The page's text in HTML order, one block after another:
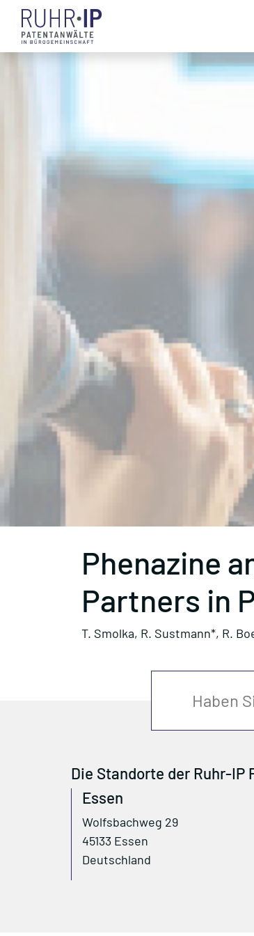
Phenazine
Partners in
T. Smolka, R. Sustmann*, R.
Die Standorte der Ruhr-IP
Essen
Wolfsbachweg 29
45133 Essen
Deutschland